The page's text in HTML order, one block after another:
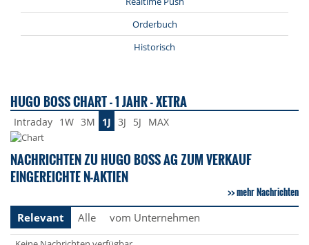
Orderbuch
Historisch
HUGO BOSS CHART - 1 JAHR - XETRA
Intraday 1W 3M 1J 3J 5J MAX
NACHRICHTEN ZU HUGO BOSS AG ZUM VERKAUF
EINGEREICHTE N-AKTIEN
mehr Nachrichten
Relevant
Alle vom Unternehmen